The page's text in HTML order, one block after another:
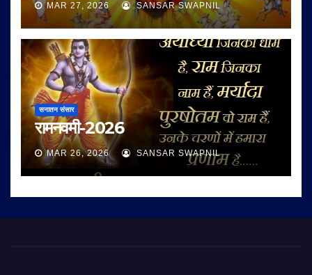
MAR 27, 2026 SANSAR SWAPNIL
सनातन संसार
रामनवमी-2026
MAR 26, 2026 SANSAR SWAPNIL